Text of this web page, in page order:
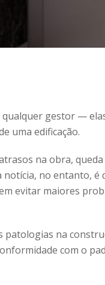
gestor —
uma edificação.
na obra, queda
no entanto, é
evitar maiores
patologias na
com o